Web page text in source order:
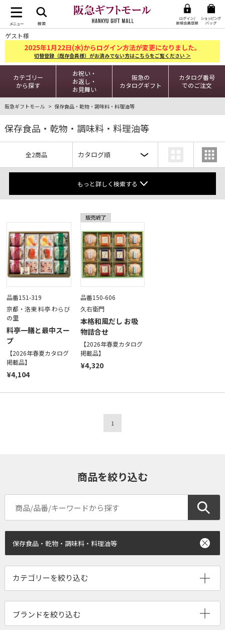
ゲスト様
2025年1月22日(水)からログイン方法が変更になりました。
切替登録（既存会員様）がお済みでない方はこちらをご覧ください ＞
カテゴリー
から探す
お祝い・
お返し・
お見舞い
阪急の
カタログギフト
カタログ番号
でのご注文
阪急ギフトモール 保存食品・乾物・調味料・料理油等
保存食品・乾物・調味料・料理油等
全2商品
もっと詳しく検索する
品番151-319
京都・洛東 料亭 わらび
の里
料亭一膳と最中スー
プ
【2026年春夏カタログ
掲載品】
¥4,104
品番150-606
久右衛門
本格和風だし お吸
物詰合せ
【2026年春夏カタログ
掲載品】
¥4,320
1
商品を絞り込む
保存食品・乾物・調味料・料理油等
ブランドを絞り込む